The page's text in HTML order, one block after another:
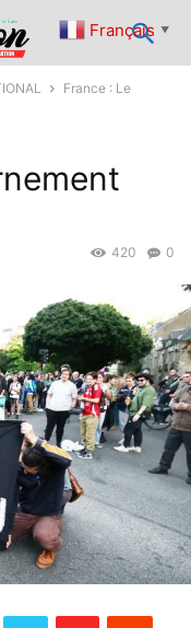
France : Le
0
420
Français ▼